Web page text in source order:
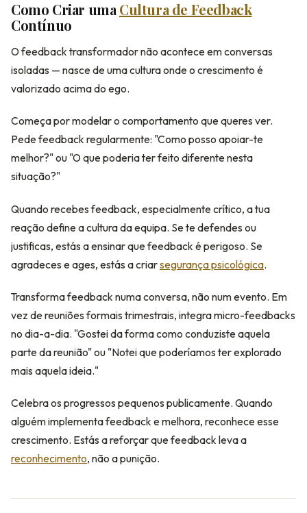
Como Criar uma Cultura de Feedback
Contínuo
O feedback transformador não acontece em conversas
isoladas — nasce de uma cultura onde o crescimento é
valorizado acima do ego.
Começa por modelar o comportamento que queres ver.
Pede feedback regularmente: "Como posso apoiar-te
melhor?" ou "O que poderia ter feito diferente nesta
situação?"
Quando recebes feedback, especialmente crítico, a tua
reação define a cultura da equipa. Se te defendes ou
justificas, estás a ensinar que feedback é perigoso. Se
agradeces e ages, estás a criarsegurança psicológica.
Transforma feedback numa conversa, não num evento. Em
vez de reuniões formais trimestrais, integra micro-feedbacks
no dia-a-dia. "Gostei da forma como conduziste aquela
parte da reunião" ou "Notei que poderíamos ter explorado
mais aquela ideia."
Celebra os progressos pequenos publicamente. Quando
alguém implementa feedback e melhora, reconhece esse
crescimento. Estás a reforçar que feedback leva a
reconhecimento, não a punição.